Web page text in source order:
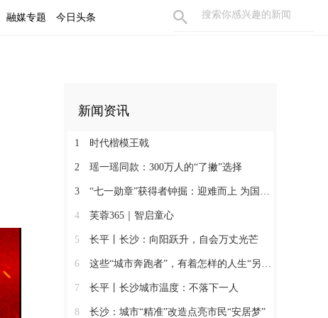
融媒专题 今日头条
新闻资讯
1 时代楷模王戟
2 瑶一瑶同款：300万人的“了撇”选择
3 “七一勋章”获得者钟掘：迎难而上 为国攻坚
4 芙蓉365｜智启童心
5 长平丨长沙：向阳跃升，自会万丈光芒
6 这些“城市奔跑者”，有着怎样的人生“另一面”？
7 长平丨长沙城市温度：不落下一人
8 长沙：城市“精准”改造点亮市民“安居梦”